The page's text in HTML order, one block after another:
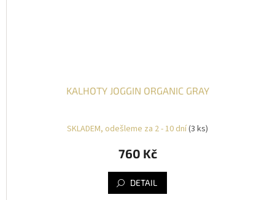
KALHOTY JOGGIN ORGANIC GRAY
SKLADEM, odešleme za 2 - 10 dní(3 ks)
760 Kč
DETAIL